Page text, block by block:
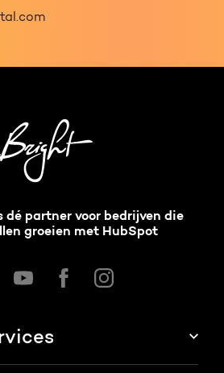
dé partner voor bedrijven die
groeien met HubSpot